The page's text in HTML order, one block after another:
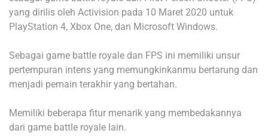
yang dirilis oleh Activision pada 10 Maret 2020 untuk
PlayStation 4, Xbox One, dan Microsoft Windows.
Sebagai game battle royale dan FPS ini memiliki unsur
pertempuran intens yang memungkinkanmu bertarung dan
menjadi pemain terakhir yang bertahan.
Memiliki beberapa fitur menarik yang membedakannya
dari game battle royale lain.